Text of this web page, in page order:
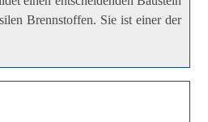
Brennstoffen. Sie ist einer der